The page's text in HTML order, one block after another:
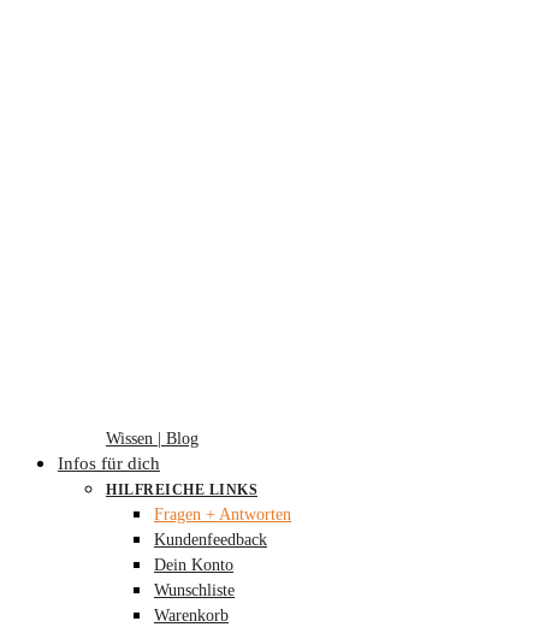
Wissen | Blog
Infos für dich
HILFREICHE LINKS
Fragen + Antworten
Kundenfeedback
Dein Konto
Wunschliste
Warenkorb